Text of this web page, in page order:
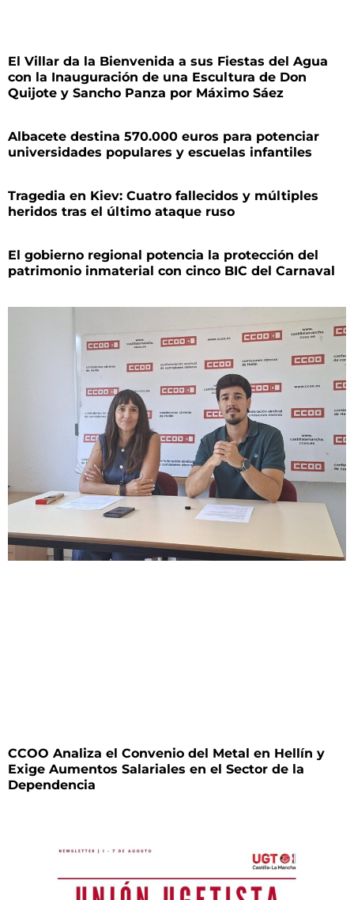
El Villar da la Bienvenida a sus Fiestas del Agua
con la Inauguración de una Escultura de Don
Quijote y Sancho Panza por Máximo Sáez
Albacete destina 570.000 euros para potenciar
universidades populares y escuelas infantiles
Tragedia en Kiev: Cuatro fallecidos y múltiples
heridos tras el último ataque ruso
El gobierno regional potencia la protección del
patrimonio inmaterial con cinco BIC del Carnaval
CCOO Analiza el Convenio del Metal en Hellín y
Exige Aumentos Salariales en el Sector de la
Dependencia